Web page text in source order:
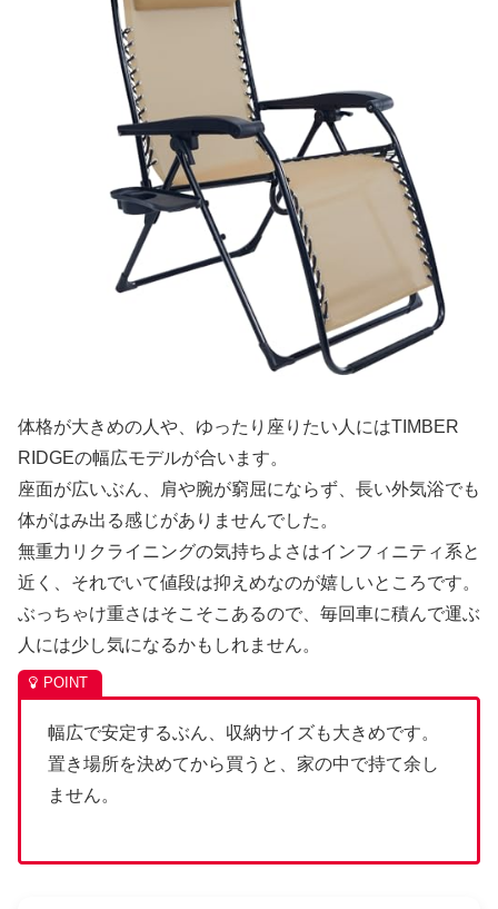
体格が大きめの人や、ゆったり座りたい人にはTIMBER
RIDGEの幅広モデルが合います。
座面が広いぶん、肩や腕が窮屈にならず、長い外気浴でも
体がはみ出る感じがありませんでした。
無重力リクライニングの気持ちよさはインフィニティ系と
近く、それでいて値段は抑えめなのが嬉しいところです。
ぶっちゃけ重さはそこそこあるので、毎回車に積んで運ぶ
人には少し気になるかもしれません。
幅広で安定するぶん、収納サイズも大きめです。
置き場所を決めてから買うと、家の中で持て余し
ません。